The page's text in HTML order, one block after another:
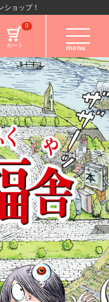
キャラクターか
ショップ！
0
カート menu